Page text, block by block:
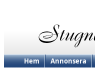
Hem Annonsera